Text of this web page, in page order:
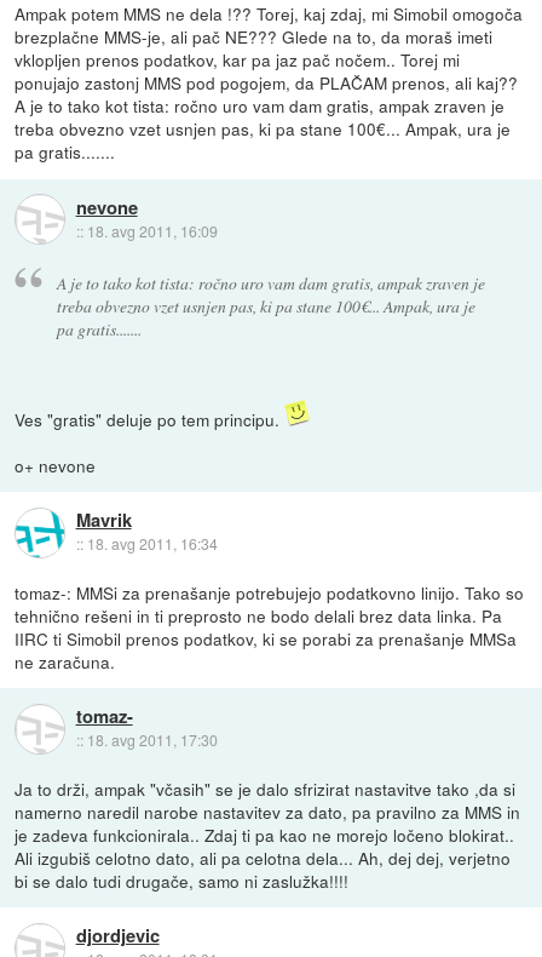
Ampak potem MMS ne dela !?? Torej, kaj zdaj, mi Simobil omogoča
brezplačne MMS-je, ali pač NE??? Glede na to, da moraš imeti
vklopljen prenos podatkov, kar pa jaz pač nočem.. Torej mi
ponujajo zastonj MMS pod pogojem, da PLAČAM prenos, ali kaj??
A je to tako kot tista: ročno uro vam dam gratis, ampak zraven je
treba obvezno vzet usnjen pas, ki pa stane 100€... Ampak, ura je
pa gratis.......
nevone
:: 18. avg 2011, 16:09
A je to tako kot tista: ročno uro vam dam gratis, ampak zraven je
treba obvezno vzet usnjen pas, ki pa stane 100€... Ampak, ura je
pa gratis.......
Ves "gratis" deluje po tem principu.
o+ nevone
Mavrik
:: 18. avg 2011, 16:34
tomaz-: MMSi za prenašanje potrebujejo podatkovno linijo. Tako so
tehnično rešeni in ti preprosto ne bodo delali brez data linka. Pa
IIRC ti Simobil prenos podatkov, ki se porabi za prenašanje MMSa
ne zaračuna.
tomaz-
:: 18. avg 2011, 17:30
Ja to drži, ampak "včasih" se je dalo sfrizirat nastavitve tako ,da si
namerno naredil narobe nastavitev za dato, pa pravilno za MMS in
je zadeva funkcionirala.. Zdaj ti pa kao ne morejo ločeno blokirat..
Ali izgubiš celotno dato, ali pa celotna dela... Ah, dej dej, verjetno
bi se dalo tudi drugače, samo ni zaslužka!!!!
djordjevic